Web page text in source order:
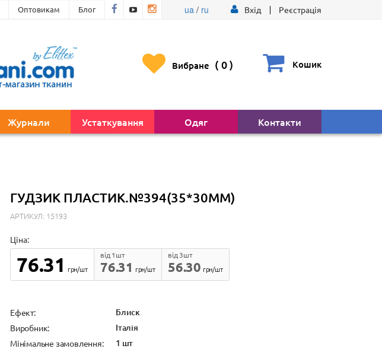
Оптовикам Блог ua/ ru Вхід Реєстрація
Вибране ( 0) Кошик
Журнали Устаткування Одяг Контакти
ГУДЗИК ПЛАСТИК.№394(35*30ММ)
АРТИКУЛ: 15193
Ціна:
76.31 грн/шт 76.31
від 1шт
грн/шт
56.30
від 3шт
грн/шт
Ефект: Блиск
Виробник: Італія
Мінімальне замовлення: 1 шт